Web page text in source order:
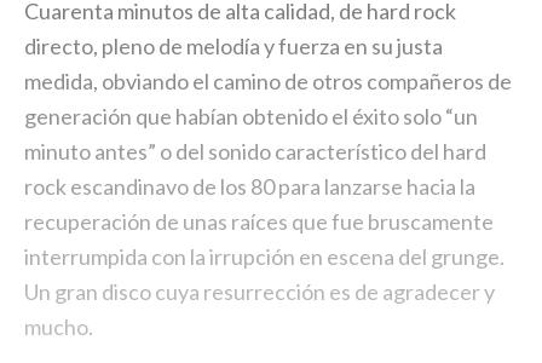
Cuarenta minutos de alta calidad, de hard rock
directo, pleno de melodía y fuerza en su justa
medida, obviando el camino de otros compañeros de
generación que habían obtenido el éxito solo “un
minuto antes” o del sonido característico del hard
rock escandinavo de los 80 para lanzarse hacia la
recuperación de unas raíces que fue bruscamente
interrumpida con la irrupción en escena del grunge.
Un gran disco cuya resurrección es de agradecer y
mucho.